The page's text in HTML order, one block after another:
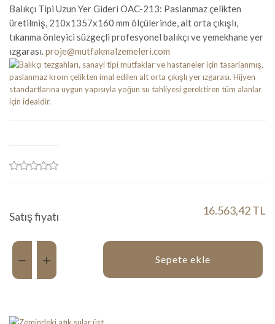
Balıkçı Tipi Uzun Yer Gideri OAC-213: Paslanmaz çelikten
üretilmiş, 210x1357x160 mm ölçülerinde, alt orta çıkışlı,
tıkanma önleyici süzgeçli profesyonel balıkçı ve yemekhane yer
ızgarası.proje@mutfakmalzemeleri.com
Satış fiyatı 16.563,42 TL
Miktar:
Sepete ekle